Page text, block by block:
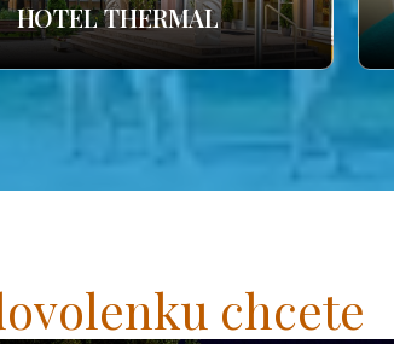
HOTEL THERMAL
chcete